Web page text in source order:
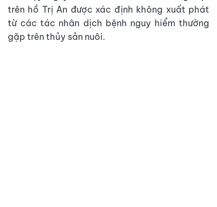
trên hồ Trị An được xác định không xuất phát
từ các tác nhân dịch bệnh nguy hiểm thường
gặp trên thủy sản nuôi.